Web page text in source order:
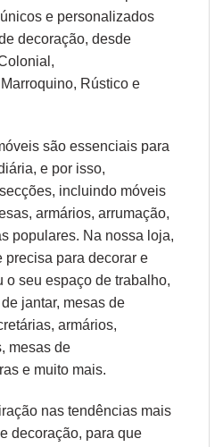
e personalizados
decoração, desde
Marroquino, Rústico e
são essenciais para
e por isso,
incluindo móveis
armários, arrumação,
populares. Na nossa loja,
precisa para decorar e
o seu espaço de trabalho,
jantar, mesas de
, armários,
, mesas de
e muito mais.
nas tendências mais
decoração, para que